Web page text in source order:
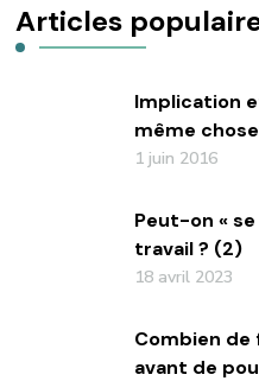
Articles
Implication
même
1 juin 2016
Peut-on «
travail ? (2)
18 avril 2023
Combien
avant de